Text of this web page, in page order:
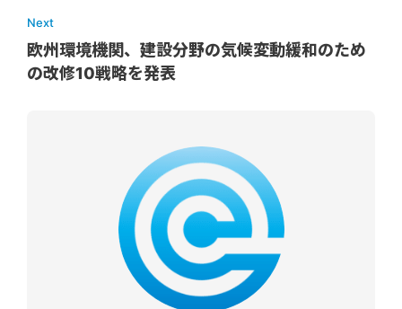
Next
欧州環境機関、建設分野の気候変動緩和のため
の改修10戦略を発表